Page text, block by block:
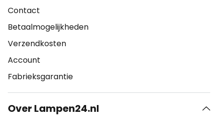
Contact
Betaalmogelijkheden
Verzendkosten
Account
Fabrieksgarantie
Over Lampen24.nl